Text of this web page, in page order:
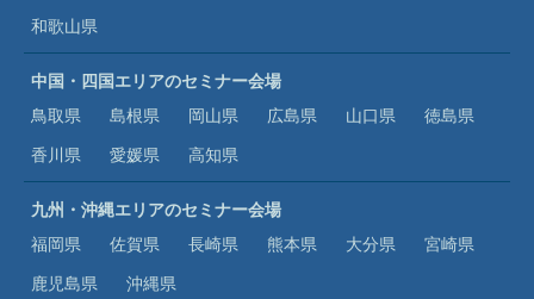
和歌山県
中国・四国エリアのセミナー会場
鳥取県
島根県 岡山県 広島県 山口県
徳島県
香川県
愛媛県 高知県
九州・沖縄エリアのセミナー会場
福岡県
佐賀県 長崎県 熊本県 大分県
宮崎県
鹿児島県
沖縄県